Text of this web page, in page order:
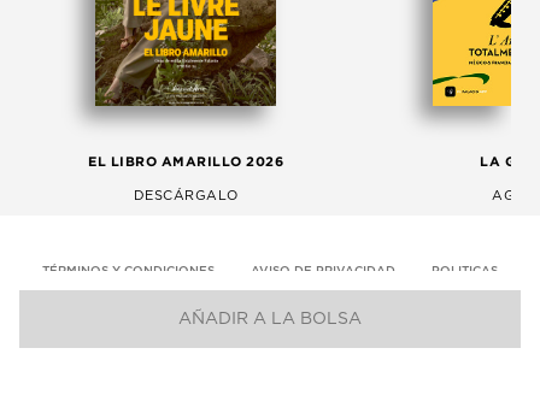
AÑADIR A LA BOLSA
EL LIBRO AMARILLO 2026
DESCÁRGALO
LA
TÉRMINOS Y CONDICIONES AVISO DE PRIVACIDAD POLITICAS